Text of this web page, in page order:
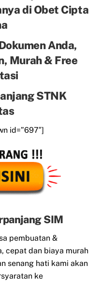
di Obet Cipta
Anda,
Murah & Free
STNK
id=”697″]
SIM
pembuatan &
cepat dan biaya murah
senang hati kami akan
ke